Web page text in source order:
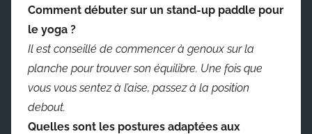
Comment débuter sur un stand-up paddle pour
le yoga ?
Il est conseillé de commencer à genoux sur la
planche pour trouver son équilibre. Une fois que
vous vous sentez à l’aise, passez à la position
debout.
Quelles sont les postures adaptées aux